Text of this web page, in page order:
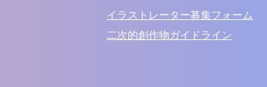
​イラストレーター募集フォーム
​二次的創作物ガイドライン